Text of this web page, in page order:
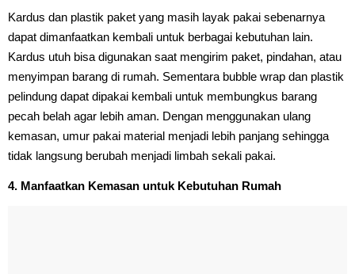
Kardus dan plastik paket yang masih layak pakai sebenarnya
dapat dimanfaatkan kembali untuk berbagai kebutuhan lain.
Kardus utuh bisa digunakan saat mengirim paket, pindahan, atau
menyimpan barang di rumah. Sementara bubble wrap dan plastik
pelindung dapat dipakai kembali untuk membungkus barang
pecah belah agar lebih aman. Dengan menggunakan ulang
kemasan, umur pakai material menjadi lebih panjang sehingga
tidak langsung berubah menjadi limbah sekali pakai.
4. Manfaatkan Kemasan untuk Kebutuhan Rumah